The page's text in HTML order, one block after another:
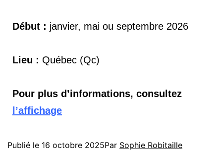
Début : janvier, mai ou septembre 2026
Lieu : Québec (Qc)
Pour plus d’informations, consultez
l’affichage
Publié le 16 octobre 2025Par Sophie Robitaille